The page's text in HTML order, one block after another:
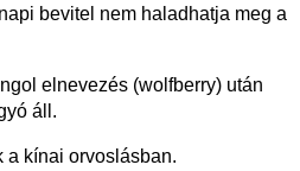
bevitel nem haladhatja meg a
elnevezés (wolfberry) után
áll.
kínai orvoslásban.